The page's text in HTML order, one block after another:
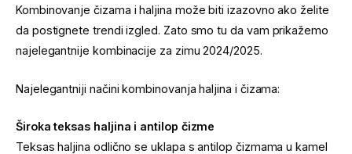
Kombinovanje čizama i haljina može biti izazovno ako želite
da postignete trendi izgled. Zato smo tu da vam prikažemo
najelegantnije kombinacije za zimu 2024/2025.
Najelegantniji načini kombinovanja haljina i čizama:
Široka teksas haljina i antilop čizme
Teksas haljina odlično se uklapa s antilop čizmama u kamel